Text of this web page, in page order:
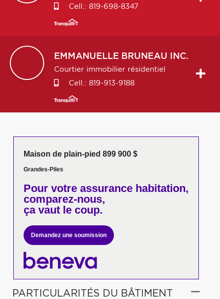
Cell.: 819-698-8347
EMMANUELLE BRUNEAU INC.
Courtier immobilier résidentiel
Cell.: 819-913-9188
Maison de plain-pied 899 900 $
Grandes-Piles
Pour votreassurance habitation,
comparez-nous,
ça vaut le coup.
Demandez une soumission
PARTICULARITÉS DU BÂTIMENT